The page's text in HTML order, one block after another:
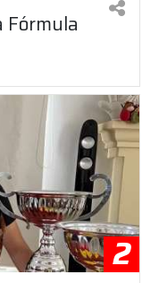
Fórmula
2